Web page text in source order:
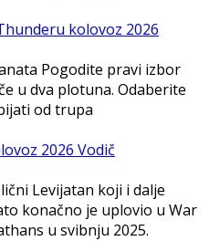
kolovoz 2026
Pogodite pravi izbor
u dva plotuna. Odaberite
od trupa
2026 Vodič
Levijatan koji i dalje
konačno je uplovio u War
u svibnju 2025.